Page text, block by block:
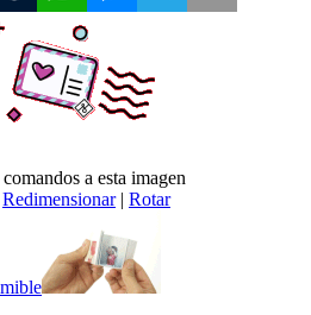
a esta imagen
Redimensionar| Rotar